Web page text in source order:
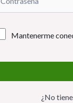
Mantenerme
¿No